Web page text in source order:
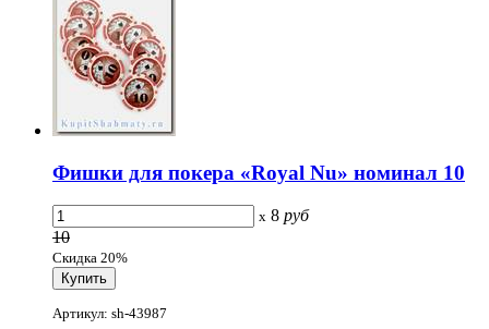
Фишки для покера «Royal Nu» номинал 10
x 8 руб
10
Скидка 20%
Артикул: sh-43987